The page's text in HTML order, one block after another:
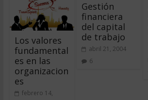
Los valores
fundamental
es en las
organizacion
es
febrero 14,
Gestión
financiera
del capital
de trabajo
abril 21, 2004
6